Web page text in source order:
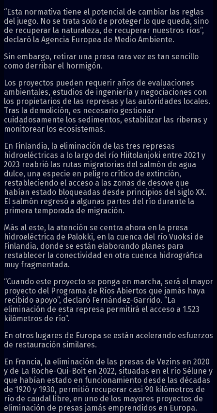
“Esta normativa tiene el potencial de cambiar las reglas
del juego. No se trata solo de proteger lo que queda, sino
de recuperar la naturaleza, de recuperar nuestros ríos”,
declaró la Agencia Europea de Medio Ambiente.
Sin embargo, retirar una presa rara vez es tan sencillo
como derribar el hormigón.
Los proyectos pueden requerir años de evaluaciones
ambientales, estudios de ingeniería y negociaciones con
los propietarios de las represas y las autoridades locales.
Tras la demolición, es necesario gestionar
cuidadosamente los sedimentos, estabilizar las riberas y
monitorear los ecosistemas.
En Finlandia, la eliminación de las tres represas
hidroeléctricas a lo largo del río Hiitolanjoki entre 2021 y
2023 reabrió las rutas migratorias del salmón de agua
dulce, una especie en peligro crítico de extinción,
restableciendo el acceso a las zonas de desove que
habían estado bloqueadas desde principios del siglo XX.
El salmón regresó a algunas partes del río durante la
primera temporada de migración.
Más al este, la atención se centra ahora en la presa
hidroeléctrica de Palokki, en la cuenca del río Vuoksi de
Finlandia, donde se están elaborando planes para
restablecer la conectividad en otra cuenca hidrográfica
muy fragmentada.
“Cuando este proyecto se ponga en marcha, será el mayor
proyecto del Programa de Ríos Abiertos que jamás haya
recibido apoyo”, declaró Fernández-Garrido. “La
eliminación de esta represa permitirá el acceso a 1.523
kilómetros de río”.
En otros lugares de Europa se están acelerando esfuerzos
de restauración similares.
En Francia, la eliminación de las presas de Vezins en 2020
y de La Roche-Qui-Boit en 2022, situadas en el río Sélune y
que habían estado en funcionamiento desde las décadas
de 1920 y 1930, permitió recuperar casi 90 kilómetros de
río de caudal libre, en uno de los mayores proyectos de
eliminación de presas jamás emprendidos en Europa.